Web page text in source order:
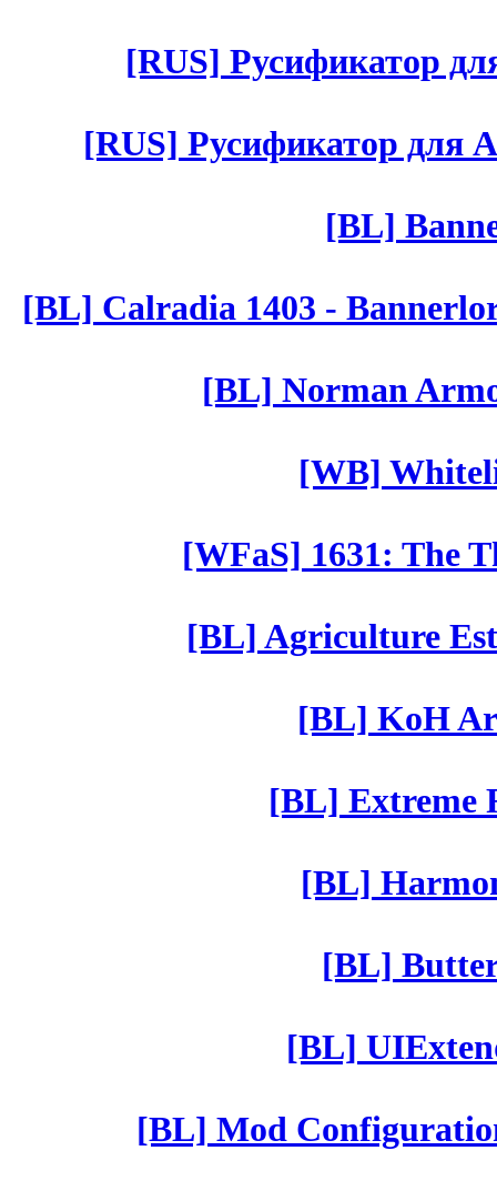
[RUS] Русификатор
[RUS] Русификатор для
[BL]
[BL] Calradia 1403 -
[BL] Norman
[WB]
[WFaS] 1631: The
[BL] Agriculture
[BL] KoH
[BL] Extreme
[BL]
[BL]
[BL]
[BL] Mod